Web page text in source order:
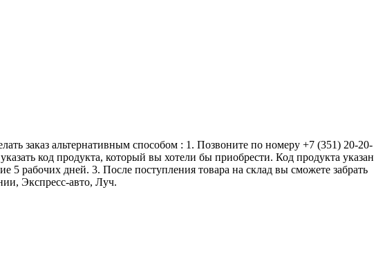
заказ альтернативным способом : 1. Позвоните по номеру +7 (351) 20-20-
код продукта, который вы хотели бы приобрести. Код продукта указан
5 рабочих дней. 3. После поступления товара на склад вы сможете забрать
Экспресс-авто, Луч.